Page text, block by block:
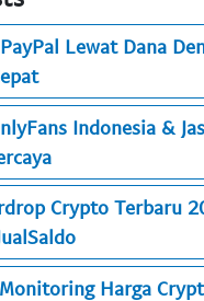
Lewat Dana
Indonesia &
Crypto Terbaru
Harga